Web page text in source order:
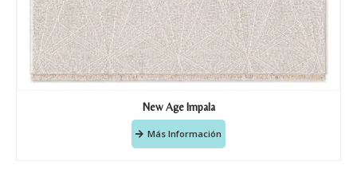
New Age Impala
Más Información